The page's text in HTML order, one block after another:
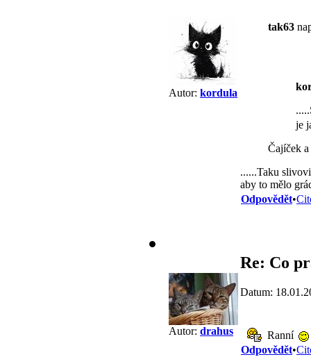
Autor: kordula
tak63
je
Čajíček
......Taku
aby to mělo
Odpovědět•
Autor: drahus
Re: Co
Datum:
Ranní
Odpovědět•